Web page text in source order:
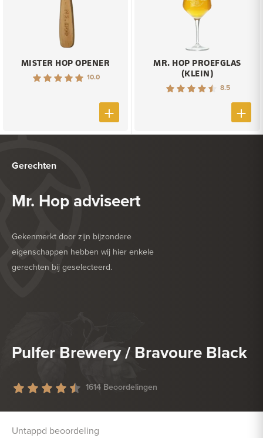
MISTER HOP OPENER
10.0
MR. HOP PROEFGLAS
(KLEIN)
8.5
Gerechten
Mr. Hop adviseert
Gekenmerkt door zijn bijzondere
eigenschappen hebben wij hier enkele
gerechten bij geselecteerd.
HEERLIJK BIJ
Pulfer Brewery / Bravoure Black
1614 Beoordelingen
Untappd beoordeling